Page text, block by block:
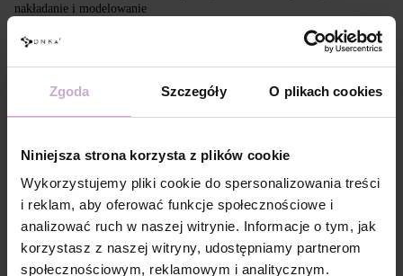
Zgoda Szczegóły O plikach cookies
Niniejsza strona korzysta z plików cookie
Wykorzystujemy pliki cookie do spersonalizowania treści
i reklam, aby oferować funkcje społecznościowe i
analizować ruch w naszej witrynie. Informacje o tym, jak
korzystasz z naszej witryny, udostępniamy partnerom
społecznościowym, reklamowym i analitycznym.
nakładanie i modelowanie
ACRYLATES COPOLYMER, HEMA,
Technologia
aplikacji №1
Technologia
Oczyszczenie paznokcia preparatem 3 in 1
Technologia
aplikacji №3
Pokryj paznokieć DNKa’ Dehydrator.